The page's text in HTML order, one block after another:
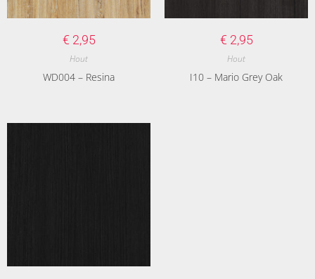
€ 2,95
Hout
WD004 – Resina
€ 2,95
Hout
I10 – Mario Grey Oak